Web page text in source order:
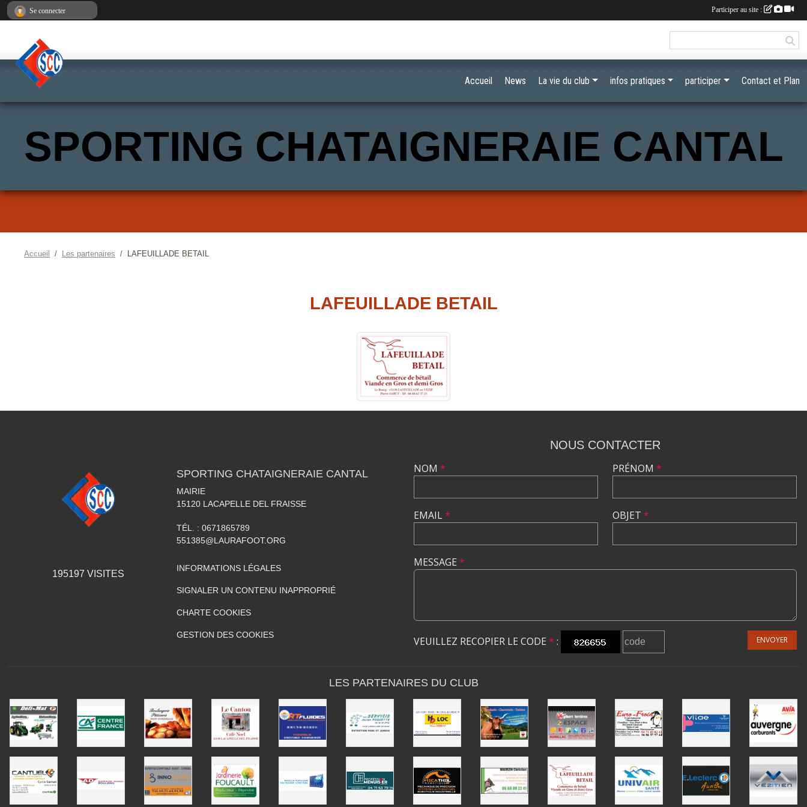
SPORTING CHATAIGNERAIE CANTAL
Accueil Les partenaires LAFEUILLADE BETAIL
LAFEUILLADE BETAIL
Accueil News La vie du club infos pratiques participer Contact et Plan
195197 VISITES
SPORTING CHATAIGNERAIE CANTAL
MAIRIE
15120 LACAPELLE DEL FRAISSE
TÉL. : 0671865789
551385@LAURAFOOT.ORG
INFORMATIONS LÉGALES
SIGNALER UN CONTENU INAPPROPRIÉ
CHARTE COOKIES
GESTION DES COOKIES
NOUS CONTACTER
NOM *
EMAIL*
PRÉNOM *
OBJET *
MESSAGE *
VEUILLEZ RECOPIER LE CODE * : ENVOYER
LES PARTENAIRES DU CLUB
Se connecter Participer au site :
Panneau de gestion des cookies